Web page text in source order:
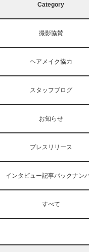
Category
撮影協賛
ヘアメイク協力
スタッフブログ
お知らせ
プレスリリース
インタビュー記事バックナン
すべて